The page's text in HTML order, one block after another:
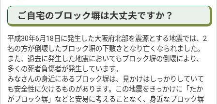
ご自宅のブロック塀は大丈夫ですか？
平成30年6月18日に発生した大阪府北部を震源とする地震では、2
名の方が倒壊したブロック塀の下敷きとなり亡くなられました。
また、過去に発生した地震においてもブロック塀の倒壊により、
多くの死者負傷者が発生しています。
みなさんの身近にあるブロック塀は、見かけはしっかりしていて
も安全性に欠けるものがあります。この地震をきっかけに「たか
がブロック塀」などと安易に考えることなく、身近なブロック塀